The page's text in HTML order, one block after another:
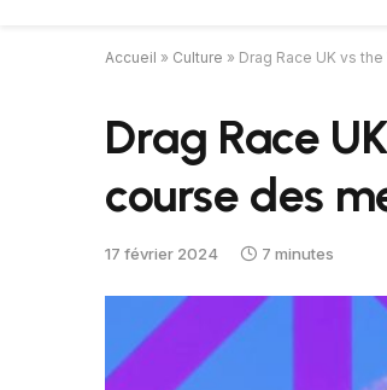
Accueil » Culture » Drag Race UK vs
Drag Race
course des
17 février 2024 7 minutes